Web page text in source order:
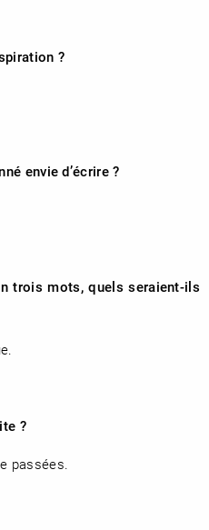
?
envie d’écrire ?
trois mots, quels seraient-ils
?
passées.